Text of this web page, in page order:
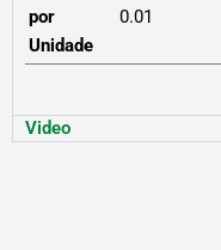
por
Unidade
0.01
Video